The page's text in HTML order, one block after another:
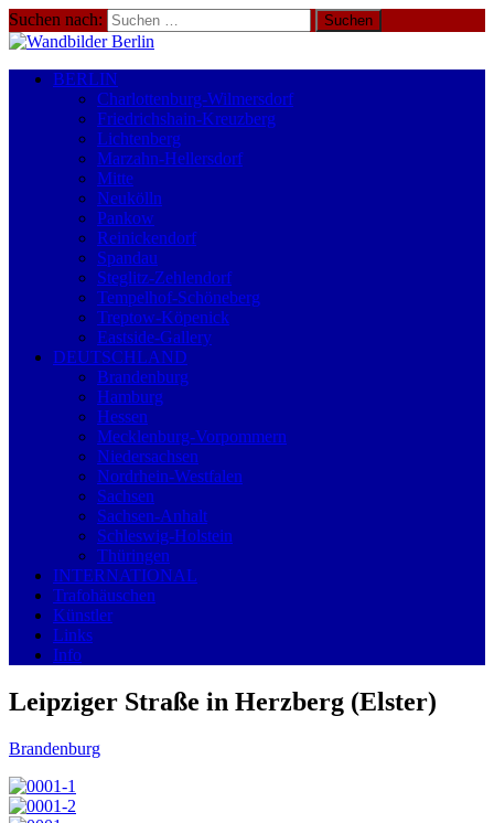
Suchen nach:
BERLIN
Charlottenburg-Wilmersdorf
Friedrichshain-Kreuzberg
Lichtenberg
Marzahn-Hellersdorf
Mitte
Neukölln
Pankow
Reinickendorf
Spandau
Steglitz-Zehlendorf
Tempelhof-Schöneberg
Treptow-Köpenick
Eastside-Gallery
DEUTSCHLAND
Brandenburg
Hamburg
Hessen
Mecklenburg-Vorpommern
Niedersachsen
Nordrhein-Westfalen
Sachsen
Sachsen-Anhalt
Schleswig-Holstein
Thüringen
INTERNATIONAL
Trafohäuschen
Künstler
Links
Info
Leipziger Straße in Herzberg (Elster)
Brandenburg